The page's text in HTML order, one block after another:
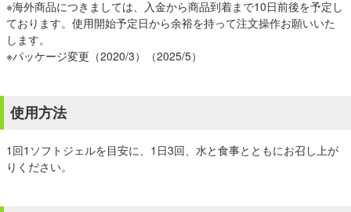
※海外商品につきましては、入金から商品到着まで10日前後を予定し
ております。使用開始予定日から余裕を持って注文操作お願いいた
します。
※パッケージ変更（2020/3）（2025/5）
使用方法
1回1ソフトジェルを目安に、1日3回、水と食事とともにお召し上が
りください。